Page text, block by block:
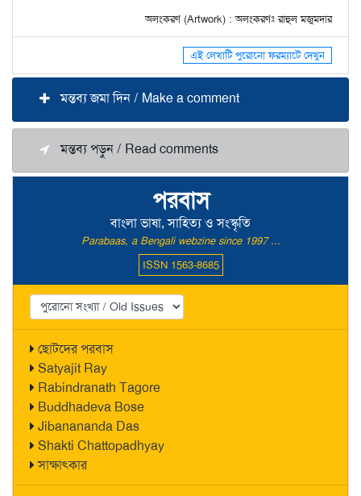
পরবাস
বাংলা ভাষা, সাহিত্য ও সংস্কৃতি
Parabaas, a Bengali webzine since 1997 ...
ISSN 1563-8685
ছোটদের পরবাস
Satyajit Ray
Rabindranath Tagore
Buddhadeva Bose
Jibanananda Das
Shakti Chattopadhyay
সাক্ষাৎকার
অলংকরণ (Artwork) : অলংকরণঃ রাহুল মজুমদার
এই লেখাটি পুরোনো ফরম্যাটে দেখুন
মন্তব্য জমা দিন / Make a comment
মন্তব্য পড়ুন / Read comments